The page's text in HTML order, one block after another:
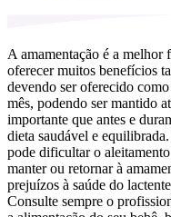
A amamentação é a melhor
oferecer muitos benefícios
devendo ser oferecido
mês, podendo ser mantido
importante que antes e
dieta saudável e
pode dificultar o
manter ou retornar à
prejuízos à saúde do
Consulte sempre o